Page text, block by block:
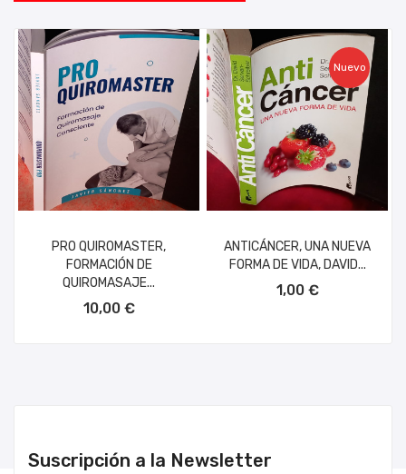
PRO QUIROMASTER,
FORMACIÓN DE
QUIROMASAJE...
10,00 €
Nuevo
ANTICÁNCER, UNA NUEVA
FORMA DE VIDA, DAVID...
1,00 €
Suscripción a la Newsletter